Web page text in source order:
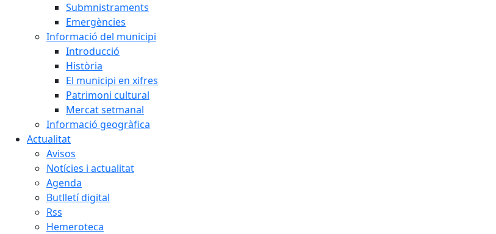
Submnistraments
Emergències
Informació del municipi
Introducció
Història
El municipi en xifres
Patrimoni cultural
Mercat setmanal
Informació geogràfica
Actualitat
Avisos
Notícies i actualitat
Agenda
Butlletí digital
Rss
Hemeroteca